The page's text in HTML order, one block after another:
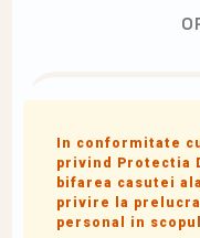
In conformitate
privind Protectia
bifarea casutei
privire la
personal in